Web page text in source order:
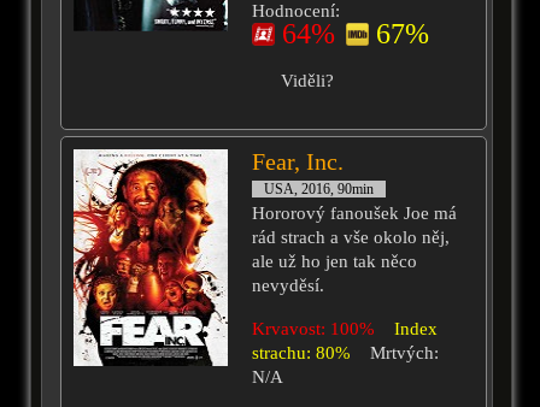
Hodnocení:
64% 67%
Viděli?
Fear, Inc.
USA, 2016, 90min
Hororový fanoušek Joe má
rád strach a vše okolo něj,
ale už ho jen tak něco
nevyděsí.
Krvavost: 100%
Index
strachu: 80%
Mrtvých:
N/A